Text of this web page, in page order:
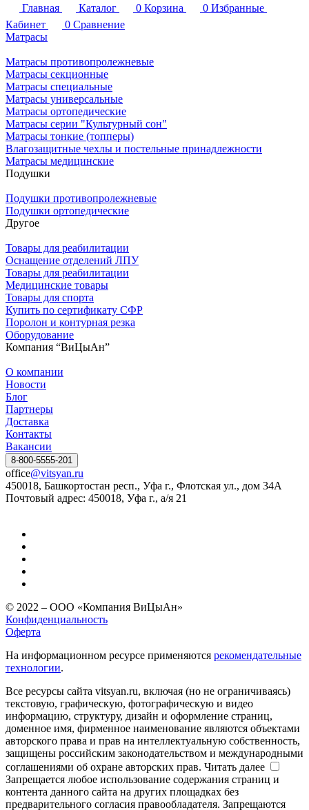
Главная
Каталог 0 Корзина 0 Избранные
Кабинет
0 Сравнение
Матрасы
Матрасы противопролежневые
Матрасы секционные
Матрасы специальные
Матрасы универсальные
Матрасы ортопедические
Матрасы серии "Культурный сон"
Матрасы тонкие (топперы)
Влагозащитные чехлы и постельные принадлежности
Матрасы медицинские
Подушки
Подушки противопролежневые
Подушки ортопедические
Другое
Товары для реабилитации
Оснащение отделений ЛПУ
Товары для реабилитации
Медицинские товары
Товары для спорта
Купить по сертификату СФР
Поролон и контурная резка
Оборудование
Компания “ВиЦыАн”
О компании
Новости
Блог
Партнеры
Доставка
Контакты
Вакансии
8-800-5555-201
office@vitsyan.ru
450018, Башкортостан респ., Уфа г., Флотская ул., дом 34А
Почтовый адрес: 450018, Уфа г., а/я 21
© 2022 – ООО «Компания ВиЦыАн»
Конфиденциальность
Оферта
На информационном ресурсе применяются рекомендательные
технологии.
Все ресурсы сайта vitsyan.ru, включая (но не ограничиваясь)
текстовую, графическую, фотографическую и видео
информацию, структуру, дизайн и оформление страниц,
доменное имя, фирменное наименование являются объектами
авторского права и прав на интеллектуальную собственность,
защищены российским законодательством и международными
соглашениями об охране авторских прав. Читать далее
Запрещается любое использование содержания страниц и
контента данного сайта на других площадках без
предварительного согласия правообладателя. Запрещаются